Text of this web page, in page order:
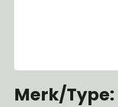
Merk/Type: